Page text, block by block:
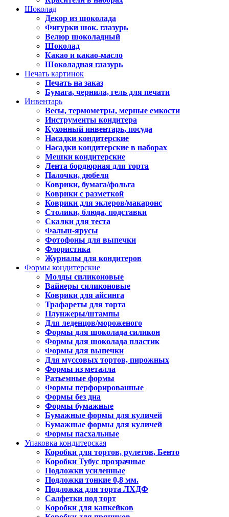
Шоколад
Декор из шоколада
Фигурки шок. глазурь
Велюр шоколадный
Шоколад
Какао и какао-масло
Шоколадная глазурь
Печать картинок
Печать на заказ
Бумага, чернила, гель для печати
Инвентарь
Весы, термометры, мерные емкости
Инструменты кондитера
Кухонный инвентарь, посуда
Насадки кондитерские
Насадки кондитерские в наборах
Мешки кондитерские
Лента бордюрная для торта
Палочки, дюбеля
Коврики, бумага/фольга
Коврики с разметкой
Коврики для эклеров/макаронс
Столики, блюда, подставки
Скалки для теста
Фальш-ярусы
Фотофоны для выпечки
Флористика
Журналы для кондитеров
Формы кондитерские
Молды силиконовые
Вайнеры силиконовые
Коврики для айсинга
Трафареты для торта
Плунжеры/штампы
Для леденцов/мороженого
Формы для шоколада силикон
Формы для шоколада пластик
Формы для выпечки
Для муссовых тортов, пирожных
Формы из металла
Разъемные формы
Формы перфорированные
Формы без дна
Формы бумажные
Бумажные формы для куличей
Бумажные формы для куличей
Формы пасхальные
Упаковка кондитерская
Коробки для тортов, рулетов, Бенто
Коробки Тубус прозрачные
Подложки усиленные
Подложки тонкие 0,8 мм.
Подложка для торта ЛХДФ
Салфетки под торт
Коробки для капкейков